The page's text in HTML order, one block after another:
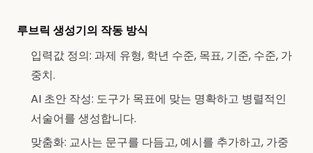
루브릭 생성기의 작동 방식
입력값 정의: 과제 유형, 학년 수준, 목표, 기준, 수준, 가
중치.
AI 초안 작성: 도구가 목표에 맞는 명확하고 병렬적인
서술어를 생성합니다.
맞춤화: 교사는 문구를 다듬고, 예시를 추가하고, 가중